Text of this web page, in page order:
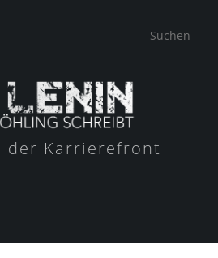
der Karrierefront